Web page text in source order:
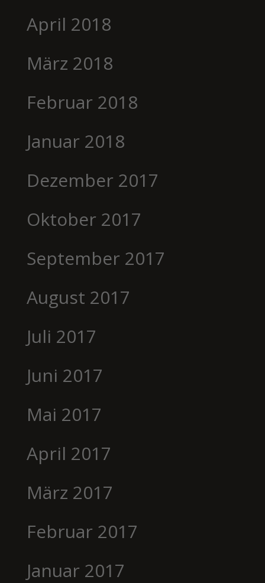
April 2018
März 2018
Februar 2018
Januar 2018
Dezember 2017
Oktober 2017
September 2017
August 2017
Juli 2017
Juni 2017
Mai 2017
April 2017
März 2017
Februar 2017
Januar 2017